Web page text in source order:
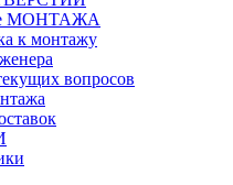
МОНТАЖА
к монтажу
вопросов